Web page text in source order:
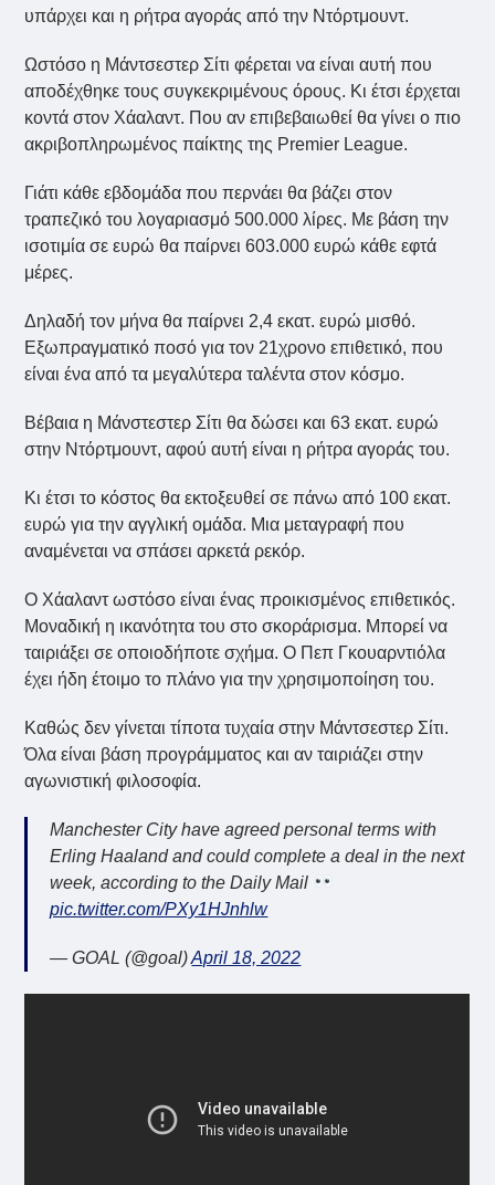
υπάρχει και η ρήτρα αγοράς από την Ντόρτμουντ.
Ωστόσο η Μάντσεστερ Σίτι φέρεται να είναι αυτή που
αποδέχθηκε τους συγκεκριμένους όρους. Κι έτσι έρχεται
κοντά στον Χάαλαντ. Που αν επιβεβαιωθεί θα γίνει ο πιο
ακριβοπληρωμένος παίκτης της Premier League.
Γιάτι κάθε εβδομάδα που περνάει θα βάζει στον
τραπεζικό του λογαριασμό 500.000 λίρες. Με βάση την
ισοτιμία σε ευρώ θα παίρνει 603.000 ευρώ κάθε εφτά
μέρες.
Δηλαδή τον μήνα θα παίρνει 2,4 εκατ. ευρώ μισθό.
Εξωπραγματικό ποσό για τον 21χρονο επιθετικό, που
είναι ένα από τα μεγαλύτερα ταλέντα στον κόσμο.
Βέβαια η Μάνστεστερ Σίτι θα δώσει και 63 εκατ. ευρώ
στην Ντόρτμουντ, αφού αυτή είναι η ρήτρα αγοράς του.
Κι έτσι το κόστος θα εκτοξευθεί σε πάνω από 100 εκατ.
ευρώ για την αγγλική ομάδα. Μια μεταγραφή που
αναμένεται να σπάσει αρκετά ρεκόρ.
Ο Χάαλαντ ωστόσο είναι ένας προικισμένος επιθετικός.
Μοναδική η ικανότητα του στο σκοράρισμα. Μπορεί να
ταιριάξει σε οποιοδήποτε σχήμα. Ο Πεπ Γκουαρντιόλα
έχει ήδη έτοιμο το πλάνο για την χρησιμοποίηση του.
Καθώς δεν γίνεται τίποτα τυχαία στην Μάντσεστερ Σίτι.
Όλα είναι βάση προγράμματος και αν ταιριάζει στην
αγωνιστική φιλοσοφία.
Manchester City have agreed personal terms with
Erling Haaland and could complete a deal in the next
week, according to the Daily Mail
pic.twitter.com/PXy1HJnhlw
— GOAL (@goal)April 18, 2022